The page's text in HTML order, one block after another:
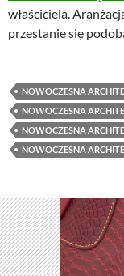
właściciela.
przestanie się
NOWOCZESNA
NOWOCZESNA
NOWOCZESNA
NOWOCZESNA